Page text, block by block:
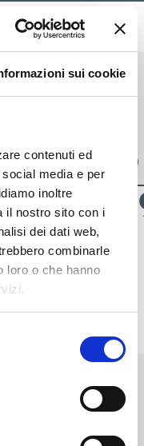
sui cookie
contenuti ed
media e per
inoltre
il nostro sito con i
dei dati web,
combinarle
loro o che hanno
uomo